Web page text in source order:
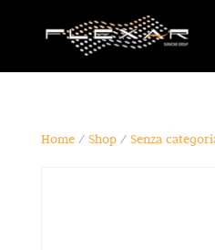
Home/ Shop/ Senza